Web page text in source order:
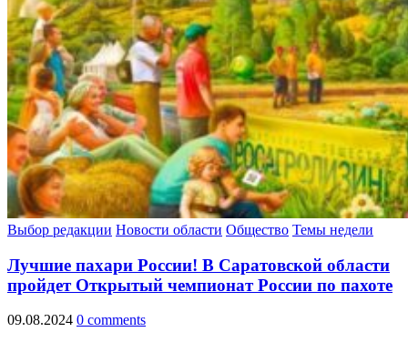
Выбор редакции Новости области Общество Темы недели
Лучшие пахари России! В Саратовской области
пройдет Открытый чемпионат России по пахоте
09.08.2024 0 comments